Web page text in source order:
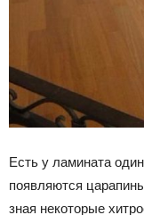
Есть у ламината
появляются
зная некоторые